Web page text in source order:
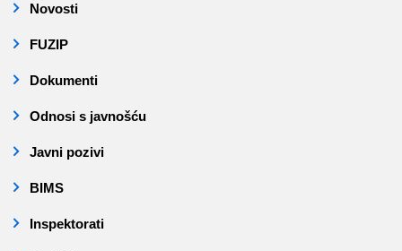
Novosti
FUZIP
Dokumenti
Odnosi s javnošću
Javni pozivi
BIMS
Inspektorati